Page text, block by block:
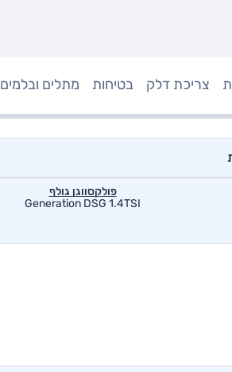
צריכת דלק בטיחות מתלים ובלמים
פולקסווגן גולף
Generation DSG 1.4TSI